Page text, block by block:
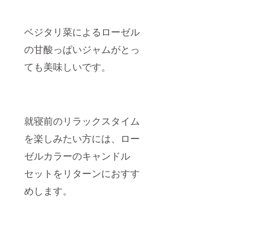
ベジタリ菜によるローゼル
の甘酸っぱいジャムがとっ
ても美味しいです。
就寝前のリラックスタイム
を楽しみたい方には、ロー
ゼルカラーのキャンドル
セットをリターンにおすす
めします。